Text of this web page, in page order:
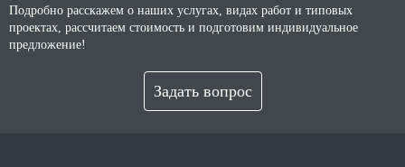
Подробно расскажем о наших услугах, видах работ и типовых
проектах, рассчитаем стоимость и подготовим индивидуальное
предложение!
Задать вопрос